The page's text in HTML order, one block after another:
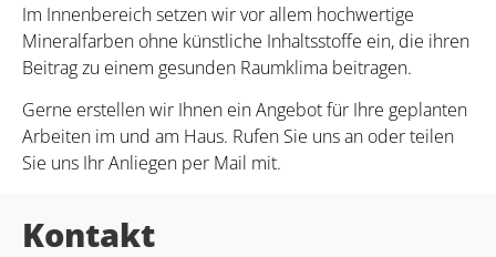
Im Innenbereich setzen wir vor allem hochwertige
Mineralfarben ohne künstliche Inhaltsstoffe ein, die ihren
Beitrag zu einem gesunden Raumklima beitragen.
Gerne erstellen wir Ihnen ein Angebot für Ihre geplanten
Arbeiten im und am Haus. Rufen Sie uns an oder teilen
Sie uns Ihr Anliegen per Mail mit.
Kontakt